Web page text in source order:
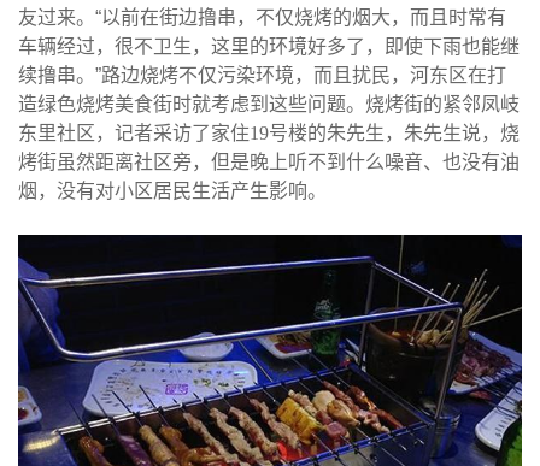
友过来。“以前在街边撸串，不仅烧烤的烟大，而且时常有
车辆经过，很不卫生，这里的环境好多了，即使下雨也能继
续撸串。”路边烧烤不仅污染环境，而且扰民，河东区在打
造绿色烧烤美食街时就考虑到这些问题。烧烤街的紧邻凤岐
东里社区，记者采访了家住19号楼的朱先生，朱先生说，烧
烤街虽然距离社区旁，但是晚上听不到什么噪音、也没有油
烟，没有对小区居民生活产生影响。